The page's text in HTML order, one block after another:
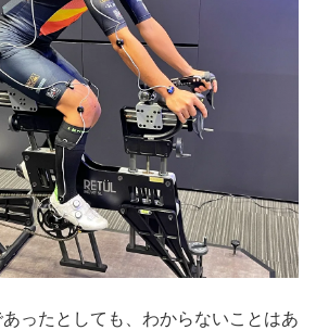
ったとしても、わからないことはあ